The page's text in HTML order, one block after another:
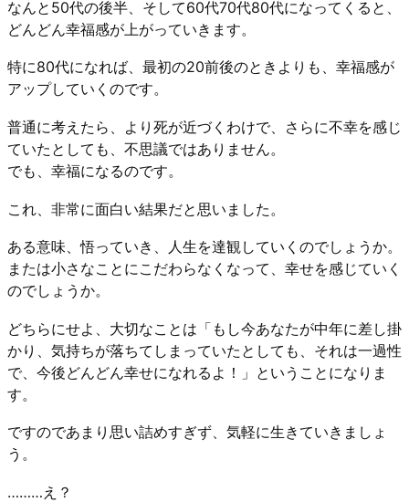
なんと50代の後半、そして60代70代80代になってくると、
どんどん幸福感が上がっていきます。
特に80代になれば、最初の20前後のときよりも、幸福感が
アップしていくのです。
普通に考えたら、より死が近づくわけで、さらに不幸を感じ
ていたとしても、不思議ではありません。
でも、幸福になるのです。
これ、非常に面白い結果だと思いました。
ある意味、悟っていき、人生を達観していくのでしょうか。
または小さなことにこだわらなくなって、幸せを感じていく
のでしょうか。
どちらにせよ、大切なことは「もし今あなたが中年に差し掛
かり、気持ちが落ちてしまっていたとしても、それは一過性
で、今後どんどん幸せになれるよ！」ということになりま
す。
ですのであまり思い詰めすぎず、気軽に生きていきましょ
う。
………え？